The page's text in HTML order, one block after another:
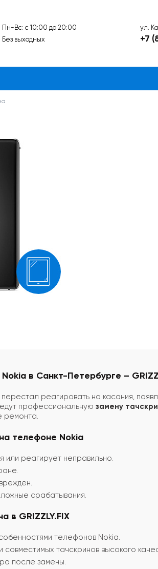
Пн-Вс: с 10:00 до 20:00
Без выходных
ул.
+7
в Санкт-Петербурге –
перестал реагировать на касания,
профессиональную замену
ремонта.
телефоне Nokia
реагирует неправильно.
срабатывания.
в GRIZZLY.FIX
телефонов Nokia.
совместимых тачскринов высокого
после замены.